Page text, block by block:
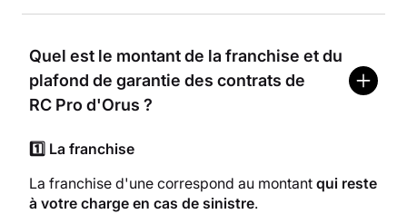
Quel est le montant de la franchise et du
plafond de garantie des contrats de
RC Pro d'Orus ?
1️⃣ La franchise
La franchise d'une correspond au montant qui reste
à votre charge en cas de sinistre.